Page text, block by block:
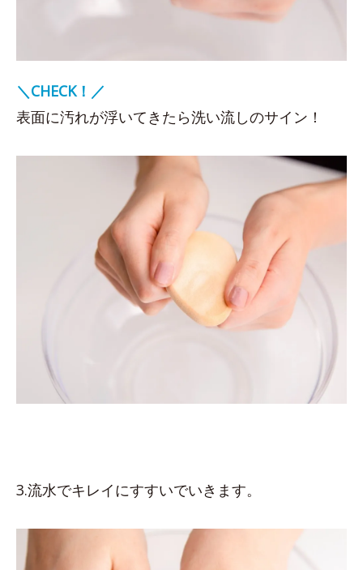
＼CHECK！／
表面に汚れが浮いてきたら洗い流しのサイン！
3.流水でキレイにすすいでいきます。